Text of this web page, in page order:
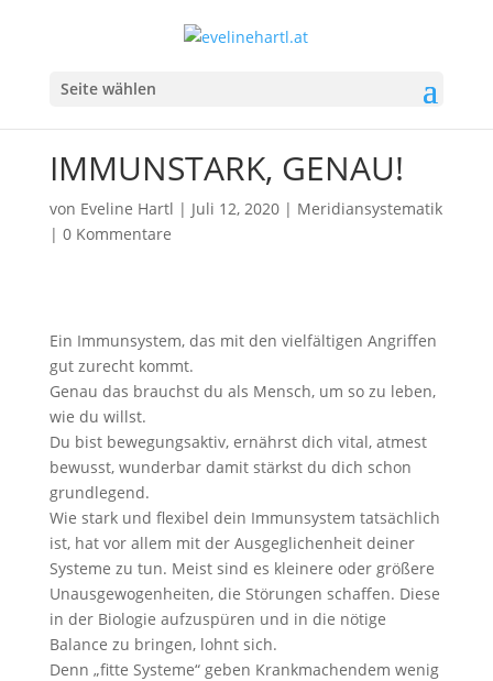
Seite wählen
IMMUNSTARK, GENAU!
von Eveline Hartl | Juli 12, 2020| Meridiansystematik
| 0 Kommentare
Ein Immunsystem, das mit den vielfältigen Angriffen
gut zurecht kommt.
Genau das brauchst du als Mensch, um so zu leben,
wie du willst.
Du bist bewegungsaktiv, ernährst dich vital, atmest
bewusst, wunderbar damit stärkst du dich schon
grundlegend.
Wie stark und flexibel dein Immunsystem tatsächlich
ist, hat vor allem mit der Ausgeglichenheit deiner
Systeme zu tun. Meist sind es kleinere oder größere
Unausgewogenheiten, die Störungen schaffen. Diese
in der Biologie aufzuspüren und in die nötige
Balance zu bringen, lohnt sich.
Denn „fitte Systeme“ geben Krankmachendem wenig